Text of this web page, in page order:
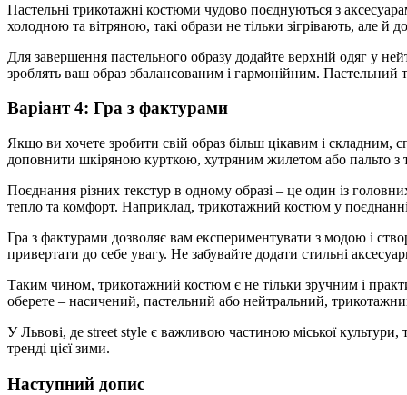
Пастельні трикотажні костюми чудово поєднуються з
холодною та вітряною, такі образи не тільки зігрівають, але
Для завершення пастельного образу додайте верхній одяг у
зроблять ваш образ збалансованим і гармонійним. Пастельний
Варіант 4: Гра з фактурами
Якщо ви хочете зробити свій образ більш цікавим і
доповнити шкіряною курткою, хутряним жилетом або пальто з
Поєднання різних текстур в одному образі – це один із
тепло та комфорт. Наприклад, трикотажний костюм у
Гра з фактурами дозволяє вам експериментувати з модою і
привертати до себе увагу. Не забувайте додати стильні
Таким чином, трикотажний костюм є не тільки зручним і
оберете – насичений, пастельний або нейтральний,
У Львові, де street style є важливою частиною міської культури,
тренді цієї зими.
Наступний допис